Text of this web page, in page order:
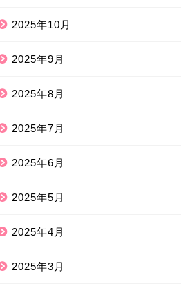
2025年10月
2025年9月
2025年8月
2025年7月
2025年6月
2025年5月
2025年4月
2025年3月